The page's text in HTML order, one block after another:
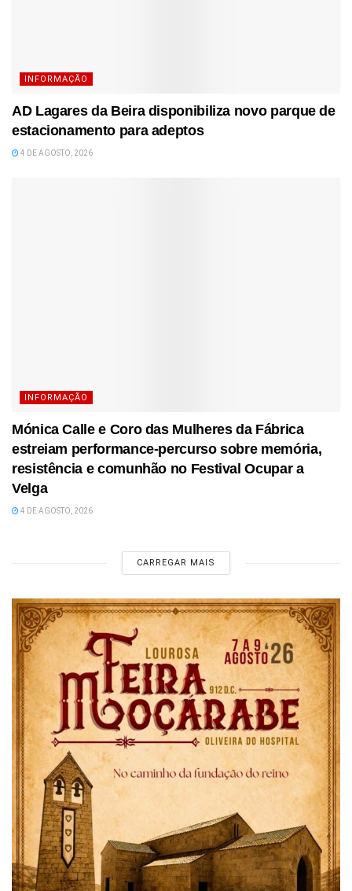
INFORMAÇÃO
AD Lagares da Beira disponibiliza novo parque de
estacionamento para adeptos
4 DE AGOSTO, 2026
INFORMAÇÃO
Mónica Calle e Coro das Mulheres da Fábrica
estreiam performance-percurso sobre memória,
resistência e comunhão no Festival Ocupar a
Velga
4 DE AGOSTO, 2026
CARREGAR MAIS